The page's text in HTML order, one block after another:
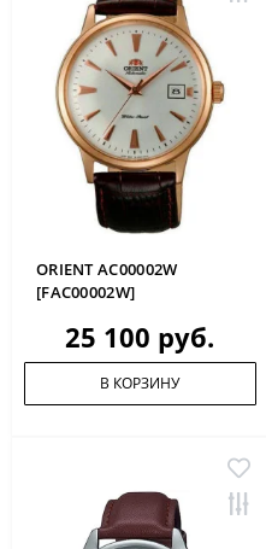
ORIENT AC00002W
[FAC00002W]
25 100 руб.
В КОРЗИНУ